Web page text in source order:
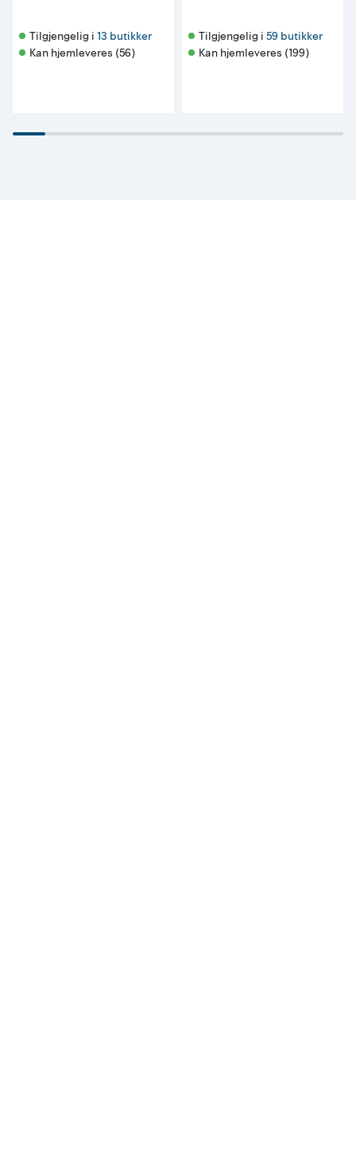
Tilgjengelig i 13 butikker
Kan hjemleveres (56)
Tilgjengelig i 59 butikker
Kan hjemleveres (199)